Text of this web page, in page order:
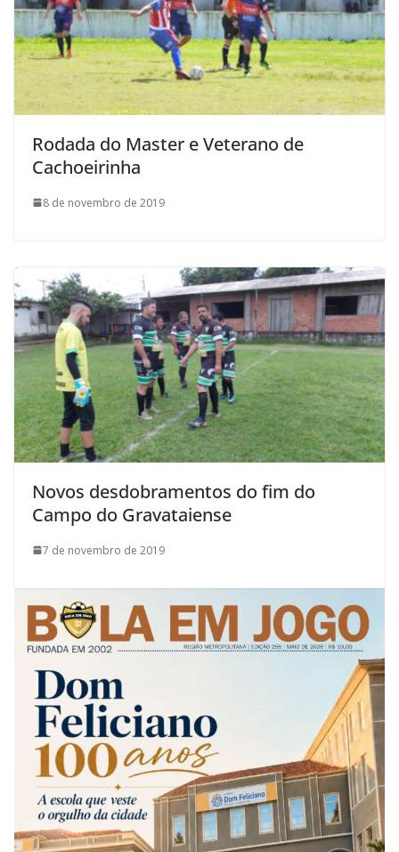
Rodada do Master e Veterano de
Cachoeirinha
8 de novembro de 2019
Novos desdobramentos do fim do
Campo do Gravataiense
7 de novembro de 2019